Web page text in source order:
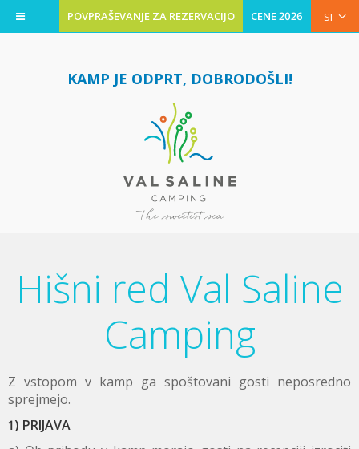
SI
CENE 2026
POVPRAŠEVANJE ZA REZERVACIJO
KAMP JE ODPRT, DOBRODOŠLI!
Hišni red Val Saline
Camping
Z vstopom v kamp ga spoštovani gosti neposredno
sprejmejo.
1) PRIJAVA